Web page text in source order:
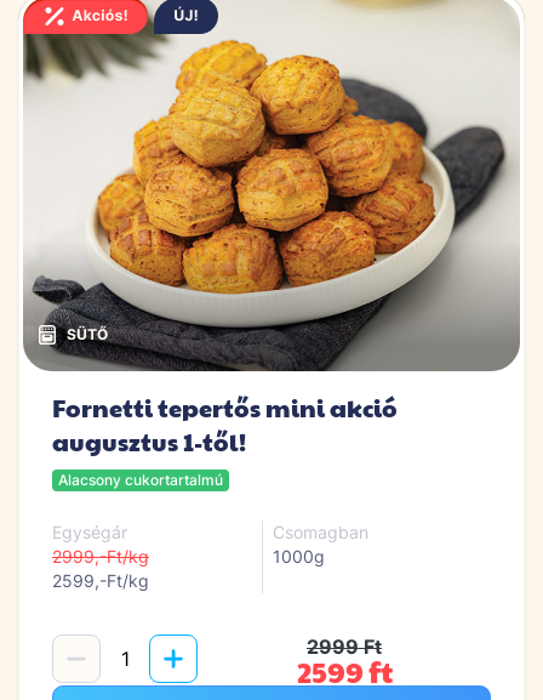
Fornetti tepertős mini akció
augusztus 1-től!
Alacsony cukortartalmú
Egységár
2999,-Ft/kg
2599,-Ft/kg
Csomagban
1000g
2999 Ft
2599 ft